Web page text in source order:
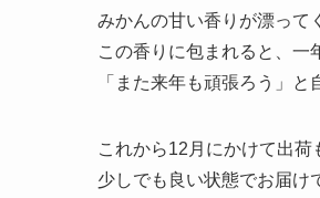
みかんの甘い香りが漂って
この香りに包まれると、一
「また来年も頑張ろう」
これから12月にかけて出荷
少しでも良い状態でお届け